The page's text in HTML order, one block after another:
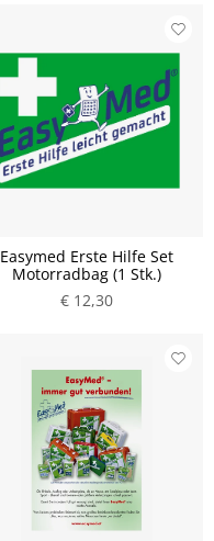
Easymed Erste Hilfe Set
Motorradbag (1 Stk.)
€ 12,30